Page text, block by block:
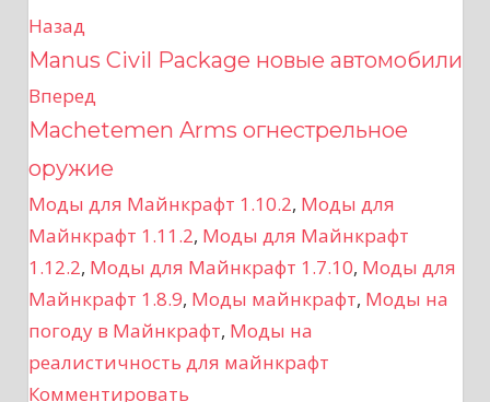
Н
а
в
и
г
а
ц
и
Назад
Manus Civil Package новые автомобили
Вперед
Machetemen Arms огнестрельное
оружие
Моды для Майнкрафт 1.10.2, Моды для
Майнкрафт 1.11.2, Моды для Майнкрафт
1.12.2, Моды для Майнкрафт 1.7.10, Моды для
Майнкрафт 1.8.9, Моды майнкрафт, Моды на
погоду в Майнкрафт, Моды на
реалистичность для майнкрафт
Комментировать